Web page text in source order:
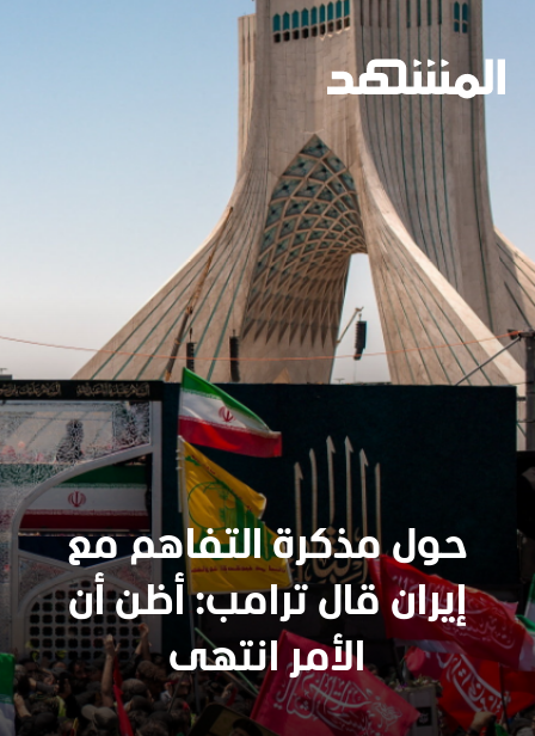
حول مذكرة التفاهم مع
إيران قال ترامب: أظن أن
الأمر انتهى
سنجدهــم كلهـم
وسيعاقبون جميعا